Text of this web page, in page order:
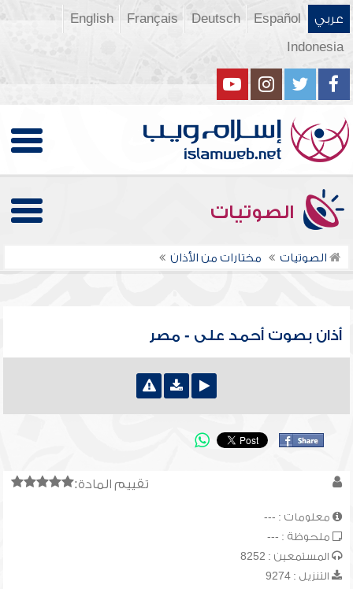
عربي Español
Deutsch
Français
English
Indonesia
الصوتيات
الصوتيات مختارات من الأذان
أذان بصوت أحمد على - مصر
تقييم المادة:
معلومات : ---
ملحوظة : ---
المستمعين : 8252
التنزيل : 9274